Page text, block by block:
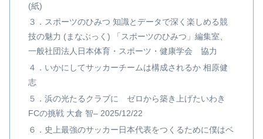
(紙)
３．スポーツのひみつ 知識とデータで深く楽しめる競
技の魅力 (まなぶっく) 「スポーツのひみつ」編集室、
一般社団法人日本体育・スポーツ・健康学会 協力
４．いかにしてサッカーチームは構成されるか 相原健
志
５．浜の光たるクラブに ゼロから築き上げたいわき
FCの挑戦 大倉 智– 2025/12/22
６．史上最強のサッカー日本代表をつくるために僕はベ